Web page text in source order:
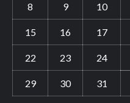
8 9 10
15 16 17
22 23 24
29 30 31